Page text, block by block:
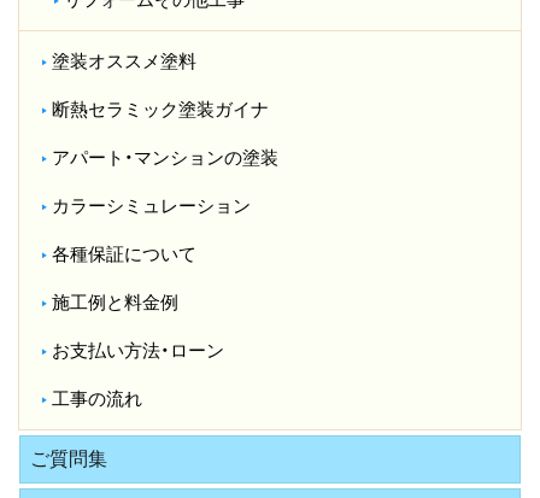
塗装オススメ塗料
断熱セラミック塗装ガイナ
アパート・マンションの塗装
カラーシミュレーション
各種保証について
施工例と料金例
お支払い方法・ローン
工事の流れ
ご質問集